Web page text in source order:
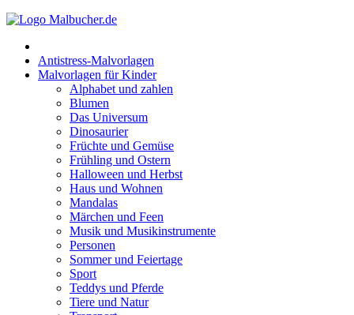
Frühling und Ostern
Haus und Wohnen
Märchen und Feen
Musik und Musikinstrumente
Sommer und Feiertage
Teddys und Pferde
Tiere und Natur
Antistress-Malvorlagen
Malvorlagen für Kinder
Alphabet und zahlen
Blumen
Das Universum
Dinosaurier
Früchte und Gemüse
Frühling und Ostern
Halloween und Herbst
Haus und Wohnen
Mandalas
Märchen und Feen
Musik und Musikinstrumente
Personen
Sommer und Feiertage
Sport
Teddys und Pferde
Tiere und Natur